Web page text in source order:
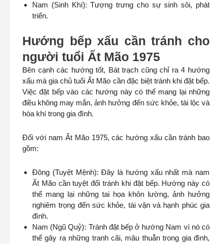
Nam (Sinh Khí): Tượng trưng cho sự sinh sôi, phát
triển.
Hướng bếp xấu cần tránh cho
người tuổi Ất Mão 1975
Bên cạnh các hướng tốt, Bát trạch cũng chỉ ra 4 hướng
xấu mà gia chủ tuổi Ất Mão cần đặc biệt tránh khi đặt bếp.
Việc đặt bếp vào các hướng này có thể mang lại những
điều không may mắn, ảnh hưởng đến sức khỏe, tài lộc và
hòa khí trong gia đình.
Đối với nam Ất Mão 1975, các hướng xấu cần tránh bao
gồm:
Đông (Tuyệt Mệnh): Đây là hướng xấu nhất mà nam
Ất Mão cần tuyệt đối tránh khi đặt bếp. Hướng này có
thể mang lại những tai họa khôn lường, ảnh hưởng
nghiêm trọng đến sức khỏe, tài vận và hạnh phúc gia
đình.
Nam (Ngũ Quỷ): Tránh đặt bếp ở hướng Nam vì nó có
thể gây ra những tranh cãi, mâu thuẫn trong gia đình,